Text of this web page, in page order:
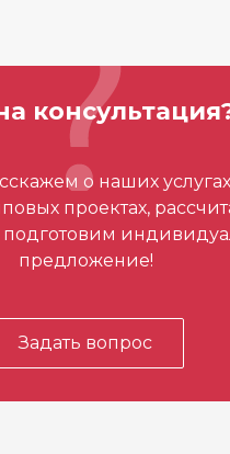
о наших
проектах,
подготовим
предложение!
Задать вопрос